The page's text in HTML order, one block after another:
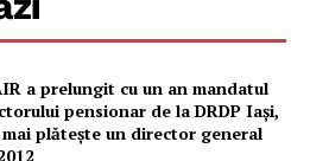
a prelungit cu un an mandatul
pensionar de la DRDP Iași,
mai plătește un director general